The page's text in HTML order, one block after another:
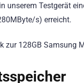
unserem Testgerät
s) erreicht.
zur 128GB Samsung